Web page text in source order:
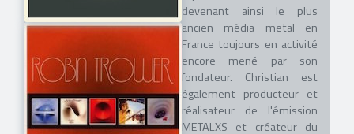
devenant ainsi le plus
ancien média metal en
France toujours en activité
encore mené par son
fondateur. Christian est
également producteur et
réalisateur de l'émission
METALXS et créateur du